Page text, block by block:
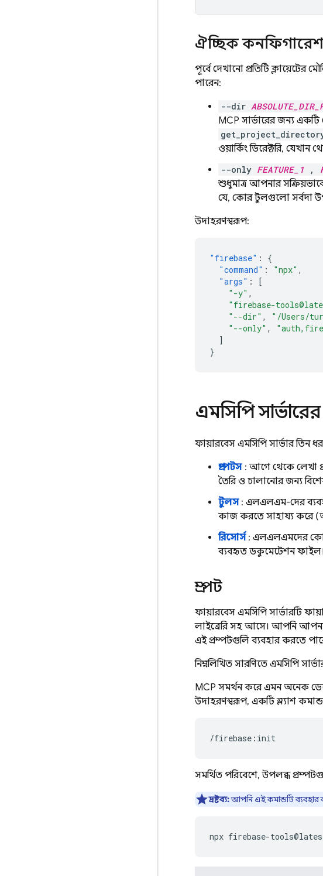
ঐচ্ছিক
পূর্বে দেখানো প্রতিটি
পারেন:
--dir
MCP সার্ভারের জন্য একটি
ওয়ার্কিং ডিরেক্টরি, যেখান
--only FEATURE_1 ,
শুধুমাত্র আপনার
যে, কোর টুলগুলো সর্বদা
উদাহরণস্বরূপ:
"firebase" :
{
"command" : "npx" ,
"args" :
[
"-y" ,
"firebase-
"--dir" , "/Users/
"--only" ,
]
}
এমসিপি
ফায়ারবেস এমসিপি সার্ভার তিন
প্রম্পটস: আগে থেকে লেখা
তৈরি ও চালানোর জন্য
টুলস: এলএলএম-দের
কাজ করতে সাহায্য করে
রিসোর্স: এলএলএমদের
ব্যবহৃত ডকুমেন্টেশন
প্রম্পট
ফায়ারবেস এমসিপি সার্ভারটি
লাইব্রেরি সহ আসে। আপনি
এই প্রম্পটগুলি ব্যবহার করতে
নিম্নলিখিত সারণিতে এমসিপি
MCP সমর্থন করে এমন অনেক
উদাহরণস্বরূপ, একটি স্ল্যাশ কমান্ড
সমর্থিত পরিবেশে, উপলব্ধ
দ্রষ্টব্য:আপনি এই কমান্ডটি ব্যবহার